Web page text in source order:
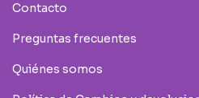
Contacto
Preguntas frecuentes
Quiénes somos